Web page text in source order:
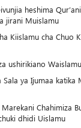
heshima
jirani Muislamu
Kiislamu cha Chuo
ushirikiano
ya Ijumaa katika
Chahimiza
dhidi Uislamu